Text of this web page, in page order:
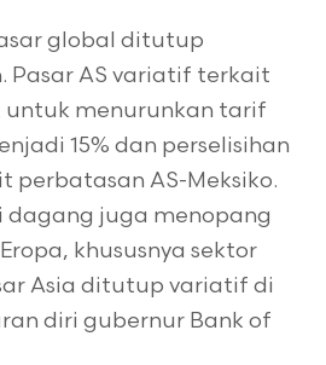
global ditutup
Pasar AS variatif terkait
untuk menurunkan tarif
15% dan perselisihan
perbatasan AS-Meksiko.
dagang juga menopang
khususnya sektor
Asia ditutup variatif di
diri gubernur Bank of